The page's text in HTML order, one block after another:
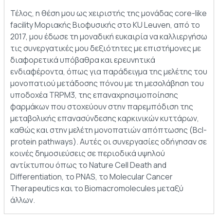
Τέλος, η θέση μου ως χειριστής της μονάδας core-like
facility Μοριακής Βιοφυσικής στο KU Leuven, από το
2017, μου έδωσε τη μοναδική ευκαιρία να καλλιεργήσω
τις συνεργατικές μου δεξιότητες με επιστήμονες με
διαφορετικά υπόβαθρα και ερευνητικά
ενδιαφέροντα, όπως για παράδειγμα της μελέτης του
μονοπατιού μετάδοσης πόνου με τη μεσολάβηση του
υποδοχέα TRPM3, της επαναχρησιμοποίησης
φαρμάκων που στοχεύουν στην παρεμπόδιση της
μεταβολικής επανασύνδεσης καρκινικών κυττάρων,
καθώς και στην μελέτη μονοπατιών απόπτωσης (Bcl-
protein pathways). Αυτές οι συνεργασίες οδήγησαν σε
κοινές δημοσιεύσεις σε περιοδικά υψηλού
αντίκτυπου όπως το Nature Cell Death and
Differentiation, το PNAS, το Molecular Cancer
Therapeutics και το Biomacromolecules μεταξύ
άλλων.